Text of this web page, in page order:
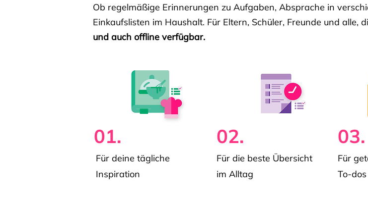
Ob regelmäßige Erinnerungen zu Aufgaben, Absprache in
Einkaufslisten im Haushalt. Für Eltern, Schüler, Freunde und alle,
und auch offline verfügbar.
01.
Für deine tägliche
Inspiration
02.
Für die beste Übersicht
im Alltag
03.
Für
To-dos